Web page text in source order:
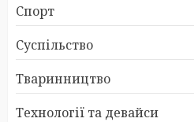
Спорт
Суспільство
Тваринництво
Технології та девайси